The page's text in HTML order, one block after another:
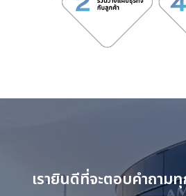
เรายินดีที่จะตอบคำถา